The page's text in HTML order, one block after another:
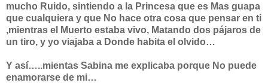
mucho Ruido, sintiendo a la Princesa que es Mas guapa
que cualquiera y que No hace otra cosa que pensar en ti
,mientras el Muerto estaba vivo, Matando dos pájaros de
un tiro, y yo viajaba a Donde habita el olvido…
Y así…..mientas Sabina me explicaba porque No puede
enamorarse de mi…